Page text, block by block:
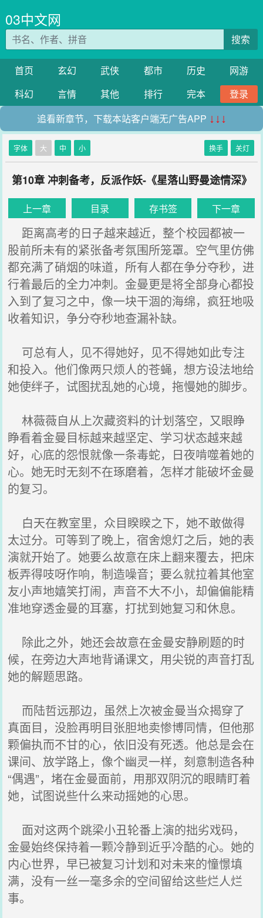
03中文网
搜索
首页 玄幻 武侠 都市 历史
网游
科幻
言情 其他 排行 完本
登录
追看新章节，下载本站客户端无广告APP ↓↓↓
字体 大 中 小 换手 关灯
第10章 冲刺备考，反派作妖-《星落山野曼途情深》
上一章 目录 存书签 下一章
距离高考的日子越来越近，整个校园都被一
股前所未有的紧张备考氛围所笼罩。空气里仿佛
都充满了硝烟的味道，所有人都在争分夺秒，进
行着最后的全力冲刺。金曼更是将全部身心都投
入到了复习之中，像一块干涸的海绵，疯狂地吸
收着知识，争分夺秒地查漏补缺。
可总有人，见不得她好，见不得她如此专注
和投入。他们像两只烦人的苍蝇，想方设法地给
她使绊子，试图扰乱她的心境，拖慢她的脚步。
林薇薇自从上次藏资料的计划落空，又眼睁
睁看着金曼目标越来越坚定、学习状态越来越
好，心底的怨恨就像一条毒蛇，日夜啃噬着她的
心。她无时无刻不在琢磨着，怎样才能破坏金曼
的复习。
白天在教室里，众目睽睽之下，她不敢做得
太过分。可等到了晚上，宿舍熄灯之后，她的表
演就开始了。她要么故意在床上翻来覆去，把床
板弄得吱呀作响，制造噪音；要么就拉着其他室
友小声地嬉笑打闹，声音不大不小，却偏偏能精
准地穿透金曼的耳塞，打扰到她复习和休息。
除此之外，她还会故意在金曼安静刷题的时
候，在旁边大声地背诵课文，用尖锐的声音打乱
她的解题思路。
而陆哲远那边，虽然上次被金曼当众揭穿了
真面目，没脸再明目张胆地卖惨博同情，但他那
颗偏执而不甘的心，依旧没有死透。他总是会在
课间、放学路上，像个幽灵一样，刻意制造各种
“偶遇”，堵在金曼面前，用那双阴沉的眼睛盯着
她，试图说些什么来动摇她的心思。
面对这两个跳梁小丑轮番上演的拙劣戏码，
金曼始终保持着一颗冷静到近乎冷酷的心。她的
内心世界，早已被复习计划和对未来的憧憬填
满，没有一丝一毫多余的空间留给这些烂人烂
事。